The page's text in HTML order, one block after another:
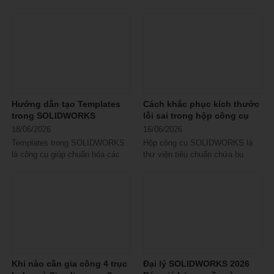
Hướng dẫn tạo Templates
trong SOLIDWORKS
18/06/2026
Templates trong SOLIDWORKS
là công cụ giúp chuẩn hóa các
Cách khắc phục kích thước
lỗi sai trong hộp công cụ
SOLIDWORKS
16/06/2026
Hộp công cụ SOLIDWORKS là
thư viện tiêu chuẩn chứa bu
Khi nào cần gia công 4 trục
Đại lý SOLIDWORKS 2026